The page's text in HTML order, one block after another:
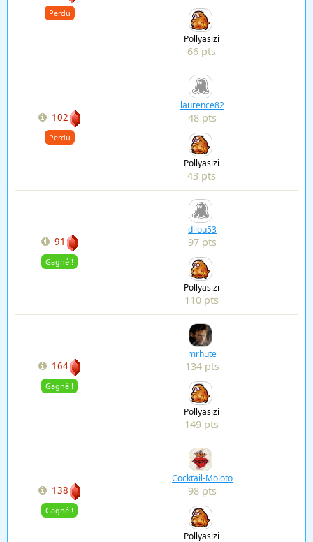
Perdu
Pollyasizi
66 pts
102
Perdu
laurence82
48 pts
Pollyasizi
43 pts
91
Gagné !
dilou53
97 pts
Pollyasizi
110 pts
164
Gagné !
mrhute
134 pts
Pollyasizi
149 pts
138
Gagné !
Cocktail-Moloto
98 pts
Pollyasizi